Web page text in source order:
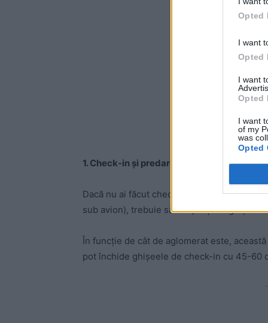
Opted
I want
Opted
I want
Opted
I want
of my
was
Opted
1. Check-in și predarea bagajului
Dacă nu ai făcut check-in-ul online sau
sub avion), trebuie să te oprești la ghișeul
În funcție de cât de aglomerat este,
pot închide ghișeele de check-in cu 45-60